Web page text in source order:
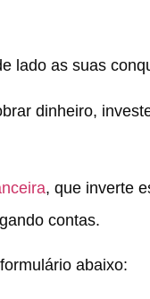
lado as suas
dinheiro,
, que inverte
contas.
abaixo: